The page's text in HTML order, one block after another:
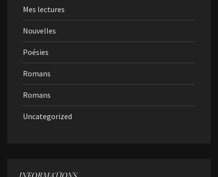
Mes lectures
Nouvelles
Poésies
Romans
Romans
Uncategorized